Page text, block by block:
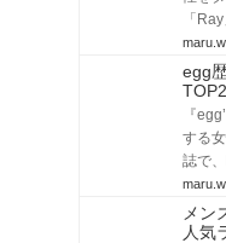
「
egg
『
する
誌で
メン
人気